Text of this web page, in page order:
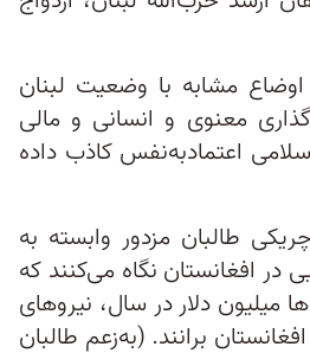
مشابه با وضعیت لبنان
معنوی و انسانی و مالی
اعتماد‌به‌نفس کاذب داده
طالبان مزدور وابسته به
در افغانستان نگاه می‌کنند که
میلیون دلار در سال، نیروهای
برانند. (به‌زعم طالبان